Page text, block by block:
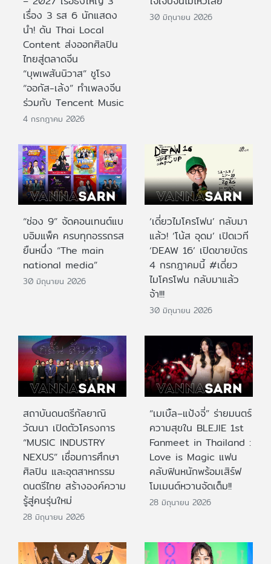
เรื่อง 3 รส 6 นักแสดง
นำ! ดัน Thai Local
Content ส่งออกศิลปิน
ไทยสู่ตลาดจีน
“บุพเพสันนิวาส” ชูโรง
“ออกัส-เล้ง” ทำเพลงจีน
ร่วมกับ Tencent Music
4 กรกฎาคม 2026
30 มิถุนายน 2026
“ช่อง 9” จัดคอนเทนต์แบ
บอิมแพ็ค ครบทุกอรรถรส
ยืนหนึ่ง “The main
national media”
30 มิถุนายน 2026
‘เดี่ยวไมโครโฟน’ กลับมา
แล้ว! ‘โน้ส อุดม’ เปิดเวที
‘DEAW 16’ เปิดขายบัตร
4 กรกฎาคมนี้ #เดี่ยว
ไมโครโฟน กลับมาแล้ว
จ้า!!!
30 มิถุนายน 2026
สถาบันดนตรีกัลยาณิ
วัฒนา เปิดตัวโครงการ
“MUSIC INDUSTRY
NEXUS” เชื่อมการศึกษา
ศิลปิน และอุตสาหกรรม
ดนตรีไทย สร้างองค์ความ
รู้สู่คนรุ่นใหม่
28 มิถุนายน 2026
“เมเบิ้ล–แป้งจี่” ร่ายมนตร์
ความสุขใน BLEJIE 1st
Fanmeet in Thailand :
Love is Magic แฟน
คลับฟินหนักพร้อมเสิร์ฟ
โมเมนต์หวานจัดเต็ม!!
28 มิถุนายน 2026